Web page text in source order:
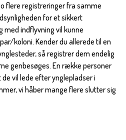
flere registreringer fra samme
for et sikkert
med indflyvning vil kunne
koloni. Kender du allerede til en
så registrer dem endelig
genbesøges. En række personer
vil lede efter ynglepladser i
vi håber mange flere slutter sig